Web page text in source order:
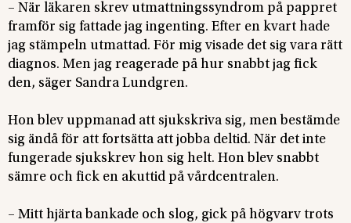
– När läkaren skrev utmattningssyndrom på pappret
framför sig fattade jag ingenting. Efter en kvart hade
jag stämpeln utmattad. För mig visade det sig vara rätt
diagnos. Men jag reagerade på hur snabbt jag fick
den, säger Sandra Lundgren.
Hon blev uppmanad att sjukskriva sig, men bestämde
sig ändå för att fortsätta att jobba deltid. När det inte
fungerade sjukskrev hon sig helt. Hon blev snabbt
sämre och fick en akuttid på vårdcentralen.
– Mitt hjärta bankade och slog, gick på högvarv trots